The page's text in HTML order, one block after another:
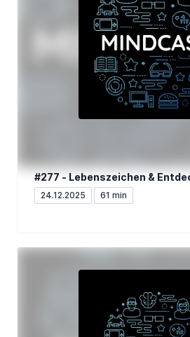
#277 - Lebenszeichen &
24.12.2025 61 min